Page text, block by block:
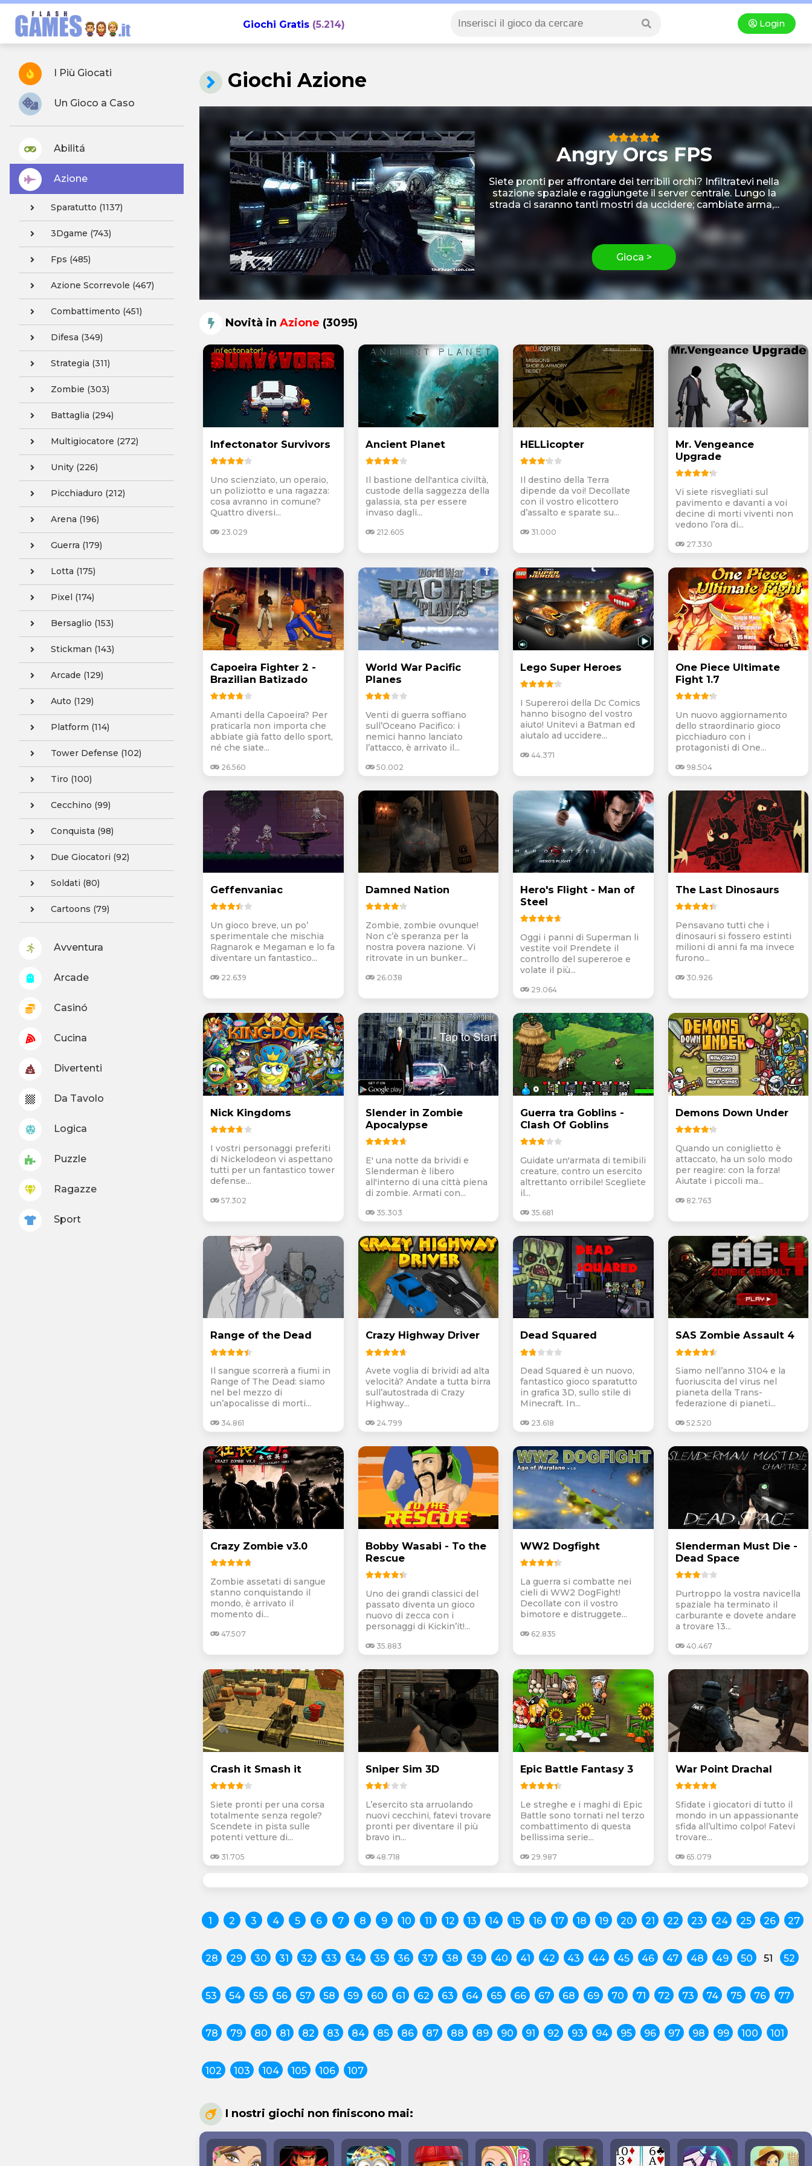
Giochi Gratis(5.214) Login
I Più Giocati
Un Gioco a Caso
Abilitá
Azione
Sparatutto (1137)
3Dgame (743)
Fps (485)
Azione Scorrevole (467)
Combattimento (451)
Difesa (349)
Strategia (311)
Zombie (303)
Battaglia (294)
Multigiocatore (272)
Unity (226)
Picchiaduro (212)
Arena (196)
Guerra (179)
Lotta (175)
Pixel (174)
Bersaglio (153)
Stickman (143)
Arcade (129)
Auto (129)
Platform (114)
Tower Defense (102)
Tiro (100)
Cecchino (99)
Conquista (98)
Due Giocatori (92)
Soldati (80)
Cartoons (79)
Avventura
Arcade
Casinó
Cucina
Divertenti
Da Tavolo
Logica
Puzzle
Ragazze
Sport
Giochi Azione
Angry Orcs FPS
Siete pronti per affrontare dei terribili orchi? Infiltratevi nella
stazione spaziale e raggiungete il server centrale. Lungo la
strada ci saranno tanti mostri da uccidere; cambiate arma,...
Gioca >
Novità in Azione (3095)
Infectonator Survivors
Uno scienziato, un operaio,
un poliziotto e una ragazza:
cosa avranno in comune?
Quattro diversi...
23.029
Ancient Planet
Il bastione dell'antica civiltà,
custode della saggezza della
galassia, sta per essere
invaso dagli...
212.605
HELLicopter
Il destino della Terra
dipende da voi! Decollate
con il vostro elicottero
d’assalto e sparate su...
31.000
Mr. Vengeance
Upgrade
Vi siete risvegliati sul
pavimento e davanti a voi
decine di morti viventi non
vedono l’ora di...
27.330
Capoeira Fighter 2 -
Brazilian Batizado
Amanti della Capoeira? Per
praticarla non importa che
abbiate già fatto dello sport,
né che siate...
26.560
World War Pacific
Planes
Venti di guerra soffiano
sull’Oceano Pacifico: i
nemici hanno lanciato
l’attacco, è arrivato il...
50.002
Lego Super Heroes
I Supereroi della Dc Comics
hanno bisogno del vostro
aiuto! Unitevi a Batman ed
aiutalo ad uccidere...
44.371
One Piece Ultimate
Fight 1.7
Un nuovo aggiornamento
dello straordinario gioco
picchiaduro con i
protagonisti di One...
98.504
Geffenvaniac
Un gioco breve, un po’
sperimentale che mischia
Ragnarok e Megaman e lo fa
diventare un fantastico...
22.639
Damned Nation
Zombie, zombie ovunque!
Non c’è speranza per la
nostra povera nazione. Vi
ritrovate in un bunker...
26.038
Hero's Flight - Man of
Steel
Oggi i panni di Superman li
vestite voi! Prendete il
controllo del supereroe e
volate il più...
29.064
The Last Dinosaurs
Pensavano tutti che i
dinosauri si fossero estinti
milioni di anni fa ma invece
furono...
30.926
Nick Kingdoms
I vostri personaggi preferiti
di Nickelodeon vi aspettano
tutti per un fantastico tower
defense...
57.302
Slender in Zombie
Apocalypse
E' una notte da brividi e
Slenderman è libero
all'interno di una città piena
di zombie. Armati con...
35.303
Guerra tra Goblins -
Clash Of Goblins
Guidate un'armata di temibili
creature, contro un esercito
altrettanto orribile! Scegliete
il...
35.681
Demons Down Under
Quando un coniglietto è
attaccato, ha un solo modo
per reagire: con la forza!
Aiutate i piccoli ma...
82.763
Range of the Dead
Il sangue scorrerà a fiumi in
Range of The Dead: siamo
nel bel mezzo di
un’apocalisse di morti...
34.861
Crazy Highway Driver
Avete voglia di brividi ad alta
velocità? Andate a tutta birra
sull’autostrada di Crazy
Highway...
24.799
Dead Squared
Dead Squared è un nuovo,
fantastico gioco sparatutto
in grafica 3D, sullo stile di
Minecraft. In...
23.618
SAS Zombie Assault 4
Siamo nell’anno 3104 e la
fuoriuscita del virus nel
pianeta della Trans-
federazione di pianeti...
52.520
Crazy Zombie v3.0
Zombie assetati di sangue
stanno conquistando il
mondo, è arrivato il
momento di...
47.507
Bobby Wasabi - To the
Rescue
Uno dei grandi classici del
passato diventa un gioco
nuovo di zecca con i
personaggi di Kickin’it!...
35.883
WW2 Dogfight
La guerra si combatte nei
cieli di WW2 DogFight!
Decollate con il vostro
bimotore e distruggete...
62.835
Slenderman Must Die -
Dead Space
Purtroppo la vostra navicella
spaziale ha terminato il
carburante e dovete andare
a trovare 13...
40.467
Crash it Smash it
Siete pronti per una corsa
totalmente senza regole?
Scendete in pista sulle
potenti vetture di...
31.705
Sniper Sim 3D
L’esercito sta arruolando
nuovi cecchini, fatevi trovare
pronti per diventare il più
bravo in...
48.718
Epic Battle Fantasy 3
Le streghe e i maghi di Epic
Battle sono tornati nel terzo
combattimento di questa
bellissima serie...
29.987
War Point Drachal
Sfidate i giocatori di tutto il
mondo in un appassionante
sfida all’ultimo colpo! Fatevi
trovare...
65.079
1 2 3 4 5 6 7 8 9 10 11 12 13 14 15 16 17 18 19 20 21 22 23 24 25 26 27
28 29 30 31 32 33 34 35 36 37 38 39 40 41 42 43 44 45 46 47 48 49 50 51 52
53 54 55 56 57 58 59 60 61 62 63 64 65 66 67 68 69 70 71 72 73 74 75 76 77
78 79 80 81 82 83 84 85 86 87 88 89 90 91 92 93 94 95 96 97 98 99 100 101
102 103 104 105 106 107
I nostri giochi non finiscono mai: